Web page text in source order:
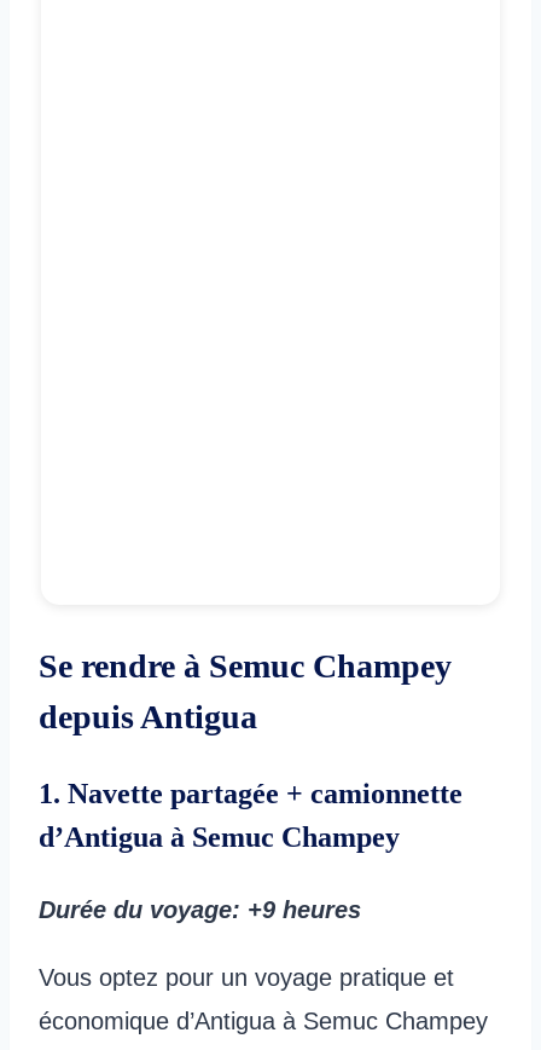
Se rendre à Semuc Champey
depuis Antigua
1. Navette partagée + camionnette
d’Antigua à Semuc Champey
Durée du voyage: +9 heures
Vous optez pour un voyage pratique et
économique d’Antigua à Semuc Champey